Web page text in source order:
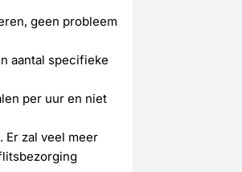
geen probleem
aantal specifieke
per uur en niet
Er zal veel meer